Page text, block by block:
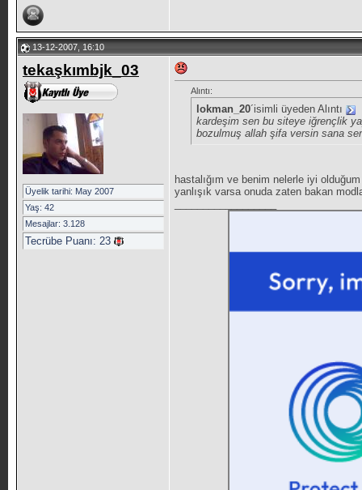
13-12-2007, 16:10
tekaşkımbjk_03
Üyelik tarihi: May 2007
Yaş: 42
Mesajlar: 3.128
Tecrübe Puanı: 23
Alıntı:
lokman_20´isimli üyeden Alıntı
kardeşim sen bu siteye iğrençlik
bozulmuş allah şifa versin sana
hastalığım ve benim nelerle iyi
yanlışık varsa onuda zaten bakan